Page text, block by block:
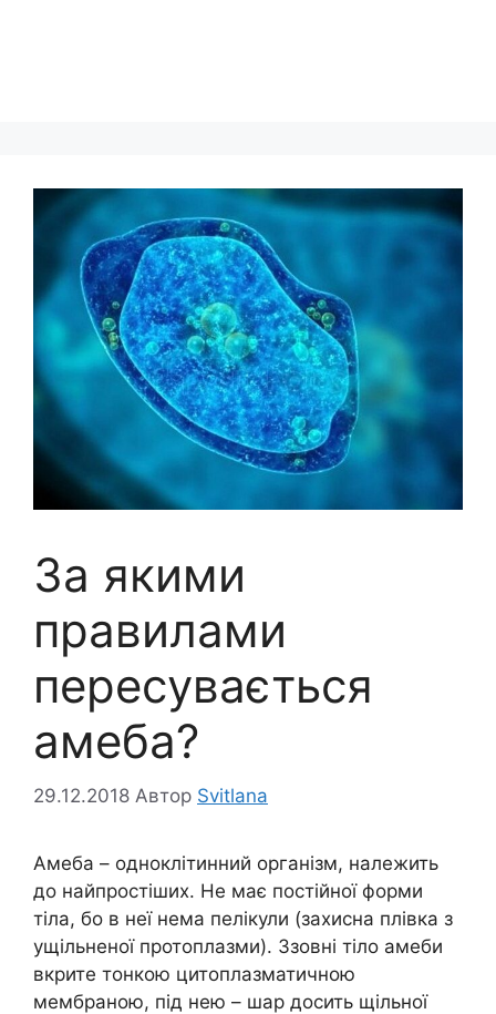
За якими
правилами
пересувається
амеба?
29.12.2018 Автор Svitlana
Амеба – одноклітинний організм, належить
до найпростіших. Не має постійної форми
тіла, бо в неї нема пелікули (захисна плівка з
ущільненої протоплазми). Ззовні тіло амеби
вкрите тонкою цитоплазматичною
мембраною, під нею – шар досить щільної